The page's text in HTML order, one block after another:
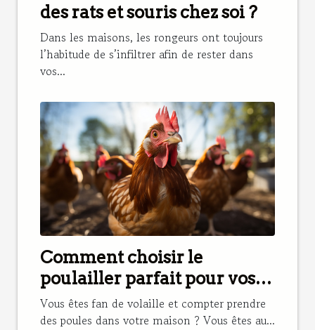
des rats et souris chez soi ?
Dans les maisons, les rongeurs ont toujours
l’habitude de s’infiltrer afin de rester dans
vos...
Comment choisir le
poulailler parfait pour vos
poules ?
Vous êtes fan de volaille et compter prendre
des poules dans votre maison ? Vous êtes au...